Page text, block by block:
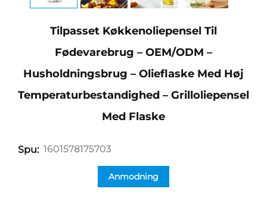
Tilpasset Køkkenoliepensel Til
Fødevarebrug – OEM/ODM –
Husholdningsbrug – Olieflaske Med Høj
Temperaturbestandighed – Grilloliepensel
Med Flaske
Spu: 1601578175703
Anmodning